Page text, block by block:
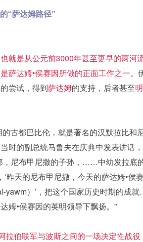
“萨达姆路径”
就是从公元前3000年甚至更早的两河
达姆•侯赛因所做的正面工作之一。
尝试，得到萨达姆的支持，后者甚至
古都巴比伦，就是著名的汉默拉比和
时的副总统马鲁夫在庆典中发表讲话
，尼布甲尼撒的子孙，……中幼发拉
昨天的尼布甲尼撒，今天的萨达姆•侯
yawm）’，把这个国家历史时期的成
姆•侯赛因的英明领导下飘扬。”
伯联军与波斯之间的一场决定性战